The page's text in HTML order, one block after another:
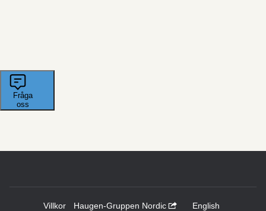
Villkor Haugen-Gruppen Nordic English